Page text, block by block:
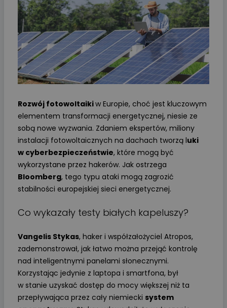
Rozwój fotowoltaikiw Europie, choć jest kluczowym
elementem transformacji energetycznej, niesie ze
sobą nowe wyzwania. Zdaniem ekspertów, miliony
instalacji fotowoltaicznych na dachach tworzą luki
w cyberbezpieczeństwie, które mogą być
wykorzystane przez hakerów. Jak ostrzega
Bloomberg, tego typu ataki mogą zagrozić
stabilności europejskiej sieci energetycznej.
Co wykazały testy białych kapeluszy?
Vangelis Stykas, haker i współzałożyciel Atropos,
zademonstrował, jak łatwo można przejąć kontrolę
nad inteligentnymi panelami słonecznymi.
Korzystając jedynie z laptopa i smartfona, był
w stanie uzyskać dostęp do mocy większej niż ta
przepływająca przez cały niemiecki system